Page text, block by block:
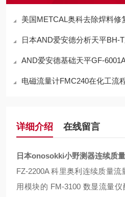
美国METCAL奥科去除焊料
日本AND爱安德分析天平BH-
AND爱安德基础天平GF-
电磁流量计FMC240在化工流
详细介绍 在线留言
日本onosokki小野测器连续质
FZ-2200A 科里奥利连续质量
用模块的 FM-3100 数显流量